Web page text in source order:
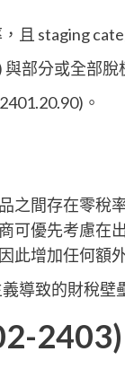
且 staging
部分或全部脫
。
之間存在零稅
可優先考慮在
此增加任何額
導致的財稅壁